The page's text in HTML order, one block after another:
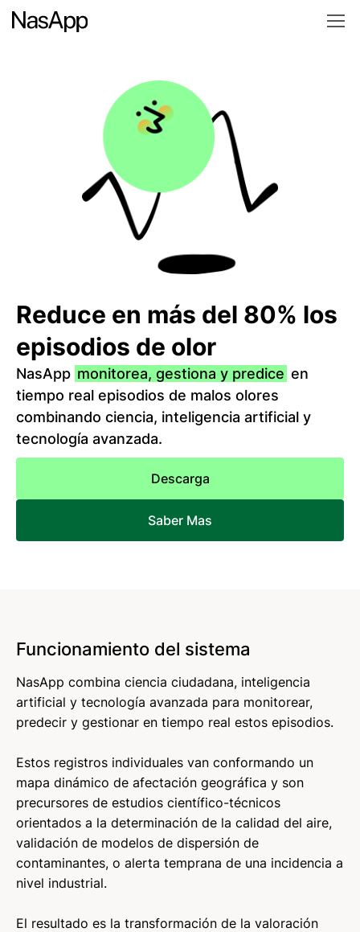
Reduce en más del 80% los
episodios de olor
NasApp monitorea, gestiona y predice en
tiempo real episodios de malos olores
combinando ciencia, inteligencia artificial y
tecnología avanzada.
Descarga
Saber Mas
Funcionamiento del sistema
NasApp combina ciencia ciudadana, inteligencia
artificial y tecnología avanzada para monitorear,
predecir y gestionar en tiempo real estos episodios.
Estos registros individuales van conformando un
mapa dinámico de afectación geográfica y son
precursores de estudios científico-técnicos
orientados a la determinación de la calidad del aire,
validación de modelos de dispersión de
contaminantes, o alerta temprana de una incidencia a
nivel industrial.
El resultado es la transformación de la valoración